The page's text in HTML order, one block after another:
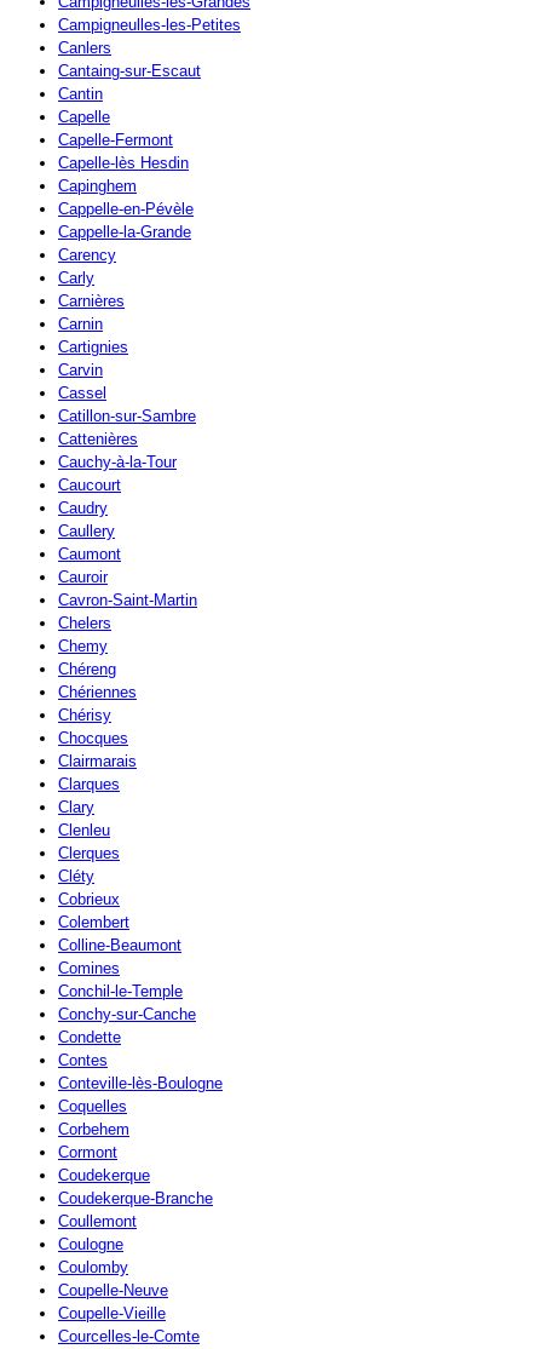
Campigneulles-les-Petites
Canlers
Cantaing-sur-Escaut
Cantin
Capelle
Capelle-Fermont
Capelle-lès Hesdin
Capinghem
Cappelle-en-Pévèle
Cappelle-la-Grande
Carency
Carly
Carnières
Carnin
Cartignies
Carvin
Cassel
Catillon-sur-Sambre
Cattenières
Cauchy-à-la-Tour
Caucourt
Caudry
Caullery
Caumont
Cauroir
Cavron-Saint-Martin
Chelers
Chemy
Chéreng
Chériennes
Chérisy
Chocques
Clairmarais
Clarques
Clary
Clenleu
Clerques
Cléty
Cobrieux
Colembert
Colline-Beaumont
Comines
Conchil-le-Temple
Conchy-sur-Canche
Condette
Contes
Conteville-lès-Boulogne
Coquelles
Corbehem
Cormont
Coudekerque
Coudekerque-Branche
Coullemont
Coulogne
Coulomby
Coupelle-Neuve
Coupelle-Vieille
Courcelles-le-Comte